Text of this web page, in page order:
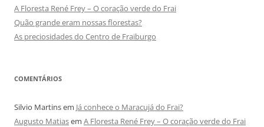
A Floresta René Frey – O coração verde do Frai
Quão grande eram nossas florestas?
As preciosidades do Centro de Fraiburgo
COMENTÁRIOS
Silvio Martinsem Já conhece o Maracujá do Frai?
Augusto Matiasem A Floresta René Frey – O coração verde do Frai